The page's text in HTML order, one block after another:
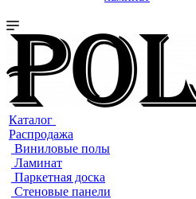
Каталог
Распродажа
Виниловые полы
Ламинат
Паркетная доска
Стеновые панели